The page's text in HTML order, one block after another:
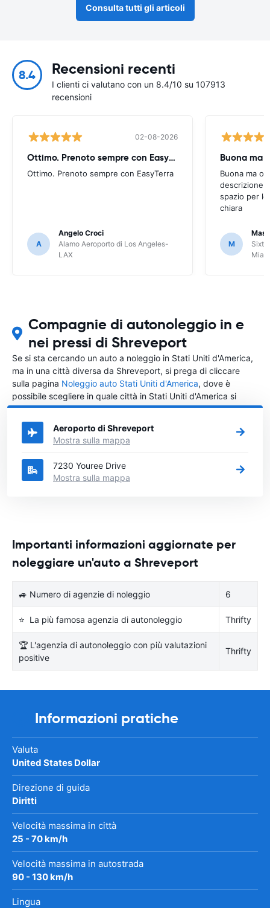
Consulta tutti gli articoli
8.4 Recensioni recenti
I clienti ci valutano con un 8.4/10 su 107913
recensioni
02-08-2026
Ottimo. Prenoto sempre con EasyTerra
Ottimo. Prenoto sempre con EasyTerra
A
Angelo Croci
Alamo Aeroporto di Los Angeles-
LAX
Buona ma
Buona ma
descrizione
spazio per
chiara
M
Sixt
Compagnie di autonoleggio in e
nei pressi di Shreveport
Se si sta cercando un auto a noleggio in Stati Uniti d'America,
ma in una città diversa da Shreveport, si prega di cliccare
sulla pagina Noleggio auto Stati Uniti d'America, dove è
possibile scegliere in quale città in Stati Uniti d'America si
vuole noleggiare l'auto.
Aeroporto di Shreveport
Mostra sulla mappa
7230 Youree Drive
Mostra sulla mappa
Importanti informazioni aggiornate per
noleggiare un'auto a Shreveport
🚙 Numero di agenzie di noleggio 6
⭐ La più famosa agenzia di autonoleggio Thrifty
🏆 L'agenzia di autonoleggio con più valutazioni
positive
Thrifty
Informazioni pratiche
Valuta
United States Dollar
Direzione di guida
Diritti
Velocità massima in città
25 - 70 km/h
Velocità massima in autostrada
90 - 130 km/h
Lingua